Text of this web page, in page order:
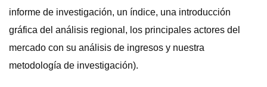
informe de investigación, un índice, una introducción
gráfica del análisis regional, los principales actores del
mercado con su análisis de ingresos y nuestra
metodología de investigación).